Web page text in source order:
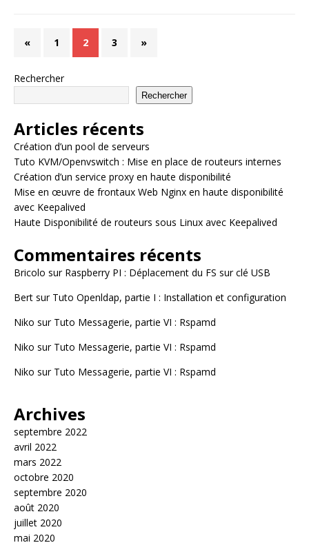
« 1 2 3 »
Rechercher
Rechercher
Articles récents
Création d’un pool de serveurs
Tuto KVM/Openvswitch : Mise en place de routeurs internes
Création d’un service proxy en haute disponibilité
Mise en œuvre de frontaux Web Nginx en haute disponibilité
avec Keepalived
Haute Disponibilité de routeurs sous Linux avec Keepalived
Commentaires récents
Bricolo sur Raspberry PI : Déplacement du FS sur clé USB
Bert sur Tuto Openldap, partie I : Installation et configuration
Niko sur Tuto Messagerie, partie VI : Rspamd
Niko sur Tuto Messagerie, partie VI : Rspamd
Niko sur Tuto Messagerie, partie VI : Rspamd
Archives
septembre 2022
avril 2022
mars 2022
octobre 2020
septembre 2020
août 2020
juillet 2020
mai 2020